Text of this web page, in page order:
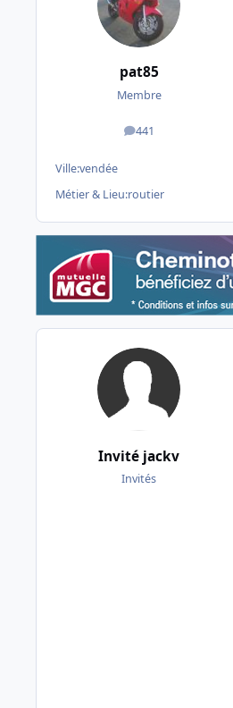
pat85
Membre
441
messages
Ville:vendée
Métier & Lieu:routier
Invité jackv
Invités